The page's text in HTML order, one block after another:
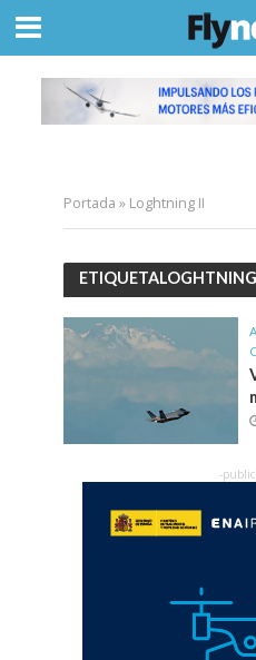
Portada » Loghtning II